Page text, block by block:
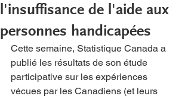
l'insuffisance de l'aide aux
personnes handicapées
Cette semaine, Statistique Canada a
publié les résultats de son étude
participative sur les expériences
vécues par les Canadiens (et leurs